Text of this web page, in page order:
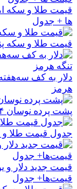
ها + جدول
قیمت طلا و سکه
دلار به کف
هرمز
پشت پرده نوسان ۴۴ هزار تومانی دلار در چند ماه
جدول قیمت طلا و سکه
قیمت‌ها+ جدول